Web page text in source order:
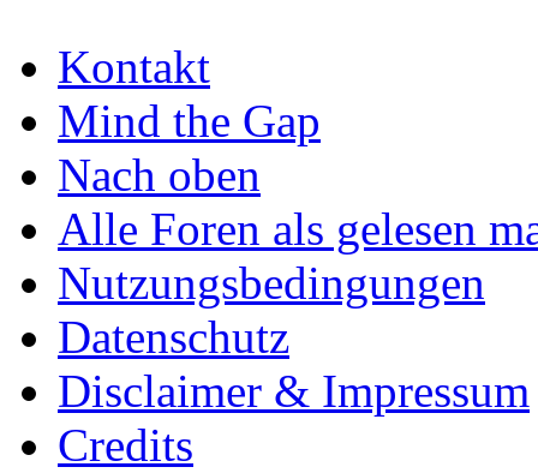
Kontakt
Mind the Gap
Nach oben
Alle Foren als gelesen
Nutzungsbedingungen
Datenschutz
Disclaimer & Impressum
Credits